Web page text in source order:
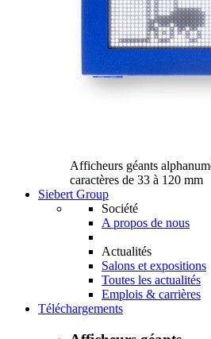
Afficheurs géants
caractères de 33 à 120 mm
Siebert Group
Société
A propos de nous
Actualités
Salons et expositions
Toutes les actualités
Emplois & carrières
Téléchargements